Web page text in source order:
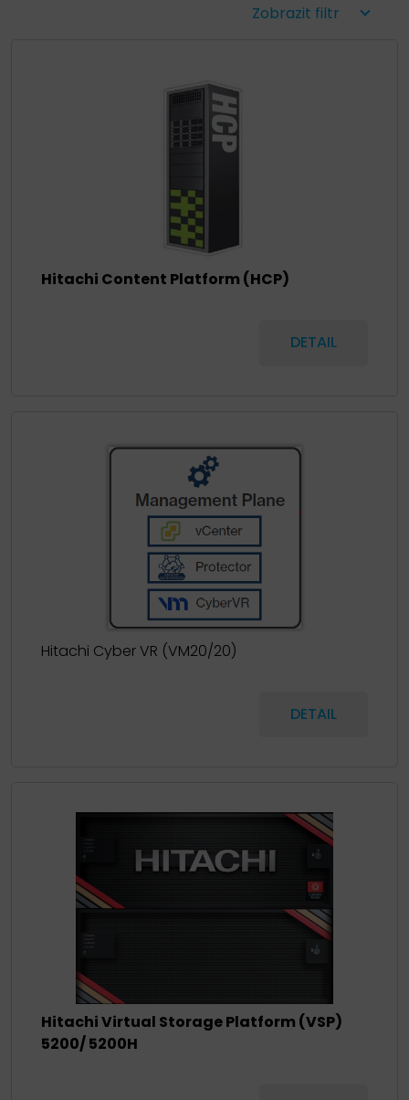
Zobrazit filtr
Hitachi Content Platform (HCP)
DETAIL
Hitachi Cyber VR (VM20/20)
DETAIL
Hitachi Virtual Storage Platform (VSP)
5200/ 5200H